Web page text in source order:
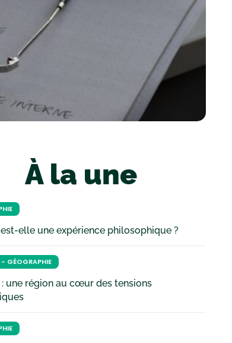
À la une
est-elle une expérience philosophique ?
- GÉOGRAPHIE
: une région au cœur des tensions